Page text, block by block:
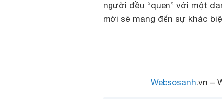
người đều “quen” với một
mới sẽ mang đến sự khác
Websosanh.vn –